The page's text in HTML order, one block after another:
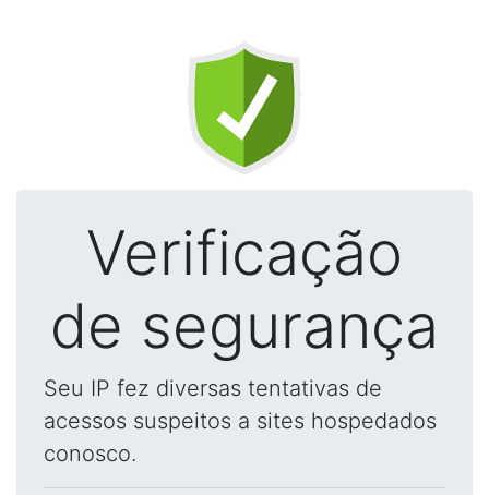
Verificação
de segurança
Seu IP fez diversas tentativas de
acessos suspeitos a sites hospedados
conosco.